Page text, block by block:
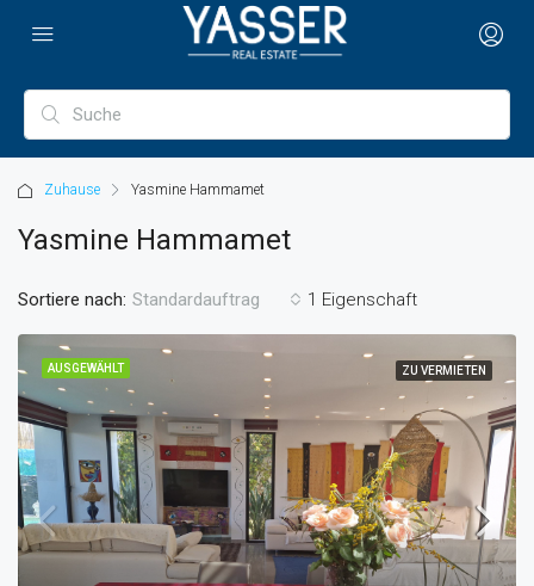
Zuhause Yasmine Hammamet
Yasmine Hammamet
1 Eigenschaft
Sortiere nach: Standardauftrag
AUSGEWÄHLT ZU VERMIETEN